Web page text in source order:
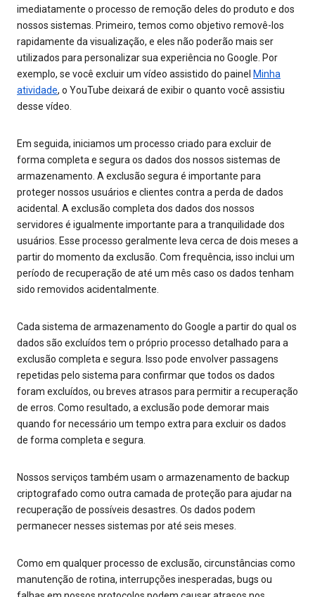
imediatamente o processo de remoção deles do produto e dos
nossos sistemas. Primeiro, temos como objetivo removê-los
rapidamente da visualização, e eles não poderão mais ser
utilizados para personalizar sua experiência no Google. Por
exemplo, se você excluir um vídeo assistido do painel Minha
atividade, o YouTube deixará de exibir o quanto você assistiu
desse vídeo.
Em seguida, iniciamos um processo criado para excluir de
forma completa e segura os dados dos nossos sistemas de
armazenamento. A exclusão segura é importante para
proteger nossos usuários e clientes contra a perda de dados
acidental. A exclusão completa dos dados dos nossos
servidores é igualmente importante para a tranquilidade dos
usuários. Esse processo geralmente leva cerca de dois meses a
partir do momento da exclusão. Com frequência, isso inclui um
período de recuperação de até um mês caso os dados tenham
sido removidos acidentalmente.
Cada sistema de armazenamento do Google a partir do qual os
dados são excluídos tem o próprio processo detalhado para a
exclusão completa e segura. Isso pode envolver passagens
repetidas pelo sistema para confirmar que todos os dados
foram excluídos, ou breves atrasos para permitir a recuperação
de erros. Como resultado, a exclusão pode demorar mais
quando for necessário um tempo extra para excluir os dados
de forma completa e segura.
Nossos serviços também usam o armazenamento de backup
criptografado como outra camada de proteção para ajudar na
recuperação de possíveis desastres. Os dados podem
permanecer nesses sistemas por até seis meses.
Como em qualquer processo de exclusão, circunstâncias como
manutenção de rotina, interrupções inesperadas, bugs ou